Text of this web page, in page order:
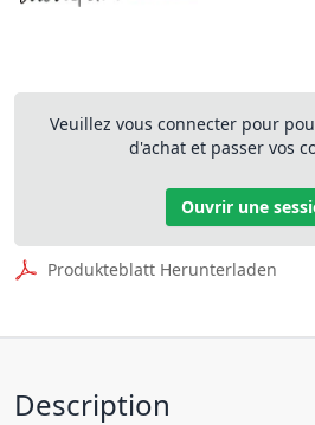
Veuillez vous connecter pour
d'achat et passer vos
Ouvrir une
Produkteblatt Herunterladen
Description